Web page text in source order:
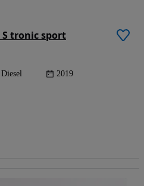
S tronic sport
Diesel 2019